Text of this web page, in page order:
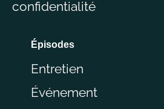
confidentialité
Épisodes
Entretien
Événement